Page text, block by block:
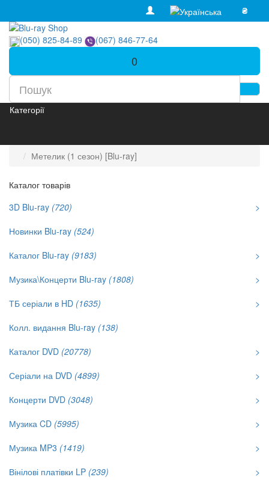
₴
(050) 825-84-89 (067) 846-77-64
0
Категорії
Метелик (1 сезон) [Blu-ray]
Каталог товарів
3D Blu-ray (720)
>
Новинки Blu-ray (524)
Каталог Blu-ray (9183)
>
Музика\Концерти Blu-ray (1808)
>
ТБ серіали в HD (1635)
>
Колл. видання Blu-ray (138)
Каталог DVD (20778)
>
Серіали на DVD (4899)
>
Концерти DVD (3048)
>
Музика CD (5995)
>
Музика MP3 (1419)
>
Вінілові платівки LP (239) >